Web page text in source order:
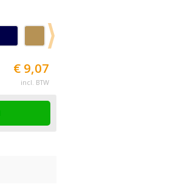
€ 9,07
incl. BTW